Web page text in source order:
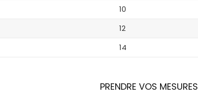
10
12
14
PRENDRE VOS MESURES